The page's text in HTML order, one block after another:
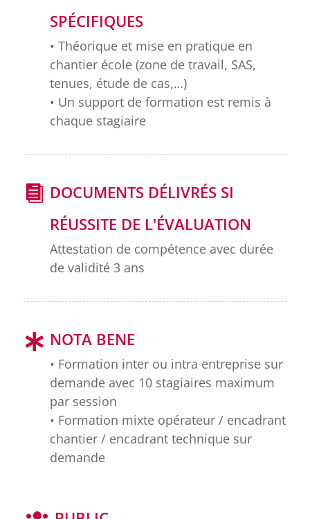
SPÉCIFIQUES
• Théorique et mise en pratique en
chantier école (zone de travail, SAS,
tenues, étude de cas,…)
• Un support de formation est remis à
chaque stagiaire
DOCUMENTS DÉLIVRÉS SI
RÉUSSITE DE L'ÉVALUATION
Attestation de compétence avec durée
de validité 3 ans
NOTA BENE
• Formation inter ou intra entreprise sur
demande avec 10 stagiaires maximum
par session
• Formation mixte opérateur / encadrant
chantier / encadrant technique sur
demande